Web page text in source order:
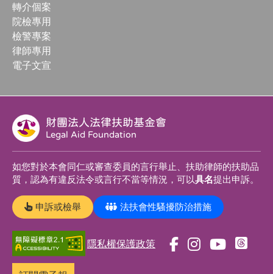
轉介個案
院檢專用
檢警專案
律師專用
電子文宣
財團法人法律扶助基金會
Legal Aid Foundation
如您對於本會同仁或審查委員的言行舉止、扶助律師的扶助品
質，認為有違反法令或言行不當等情況，可以具名提出申訴。
申訴或檢舉 法扶會性騷擾防治措施
隱私權保護政策